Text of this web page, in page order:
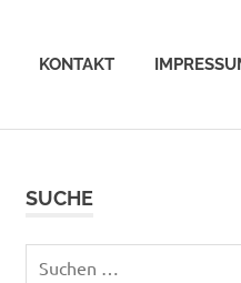
KONTAKT
SUCHE